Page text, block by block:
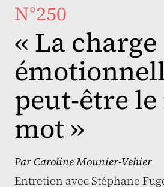
N°250
« La charge
peut-être
mot »
Par Caroline Mounier-Vehier
Entretien avec Stéphane